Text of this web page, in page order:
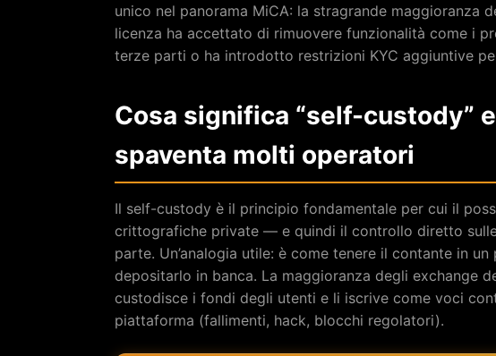
unico nel panorama MiCA: la stragrande maggioranza
licenza ha accettato di rimuovere funzionalità come i
terze parti o ha introdotto restrizioni KYC aggiuntive
Cosa significa “self-custody”
spaventa molti operatori
Il self-custody è il principio fondamentale per cui il
crittografiche private — e quindi il controllo diretto
parte. Un’analogia utile: è come tenere il contante in
depositarlo in banca. La maggioranza degli exchange
custodisce i fondi degli utenti e li iscrive come voci
piattaforma (fallimenti, hack, blocchi regolatori).